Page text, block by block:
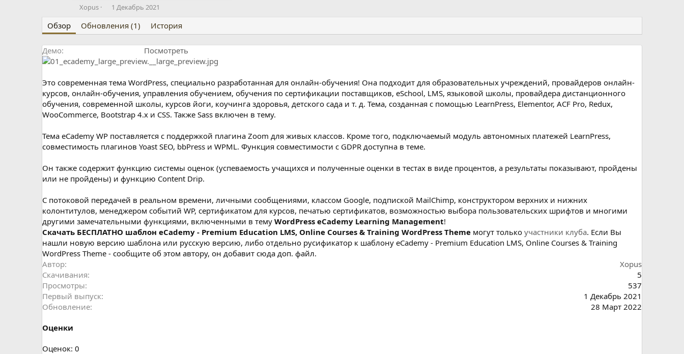
А
т
о
р
Xopus
Д
т
а
с
з
а
н
и
я
1 Декабрь 2021
Обзор Обновления (1) История
Демо Посмотреть
Это современная тема WordPress, специально разработанная для онлайн-обучения! Она подходит для образовательных учреждений, провайдеров онлайн-
курсов, онлайн-обучения, управления обучением, обучения по сертификации поставщиков, eSchool, LMS, языковой школы, провайдера дистанционного
обучения, современной школы, курсов йоги, коучинга здоровья, детского сада и т. д. Тема, созданная с помощью LearnPress, Elementor, ACF Pro, Redux,
WooCommerce, Bootstrap 4.x и CSS. Также Sass включен в тему.
Тема eCademy WP поставляется с поддержкой плагина Zoom для живых классов. Кроме того, подключаемый модуль автономных платежей LearnPress,
совместимость плагинов Yoast SEO, bbPress и WPML. Функция совместимости с GDPR доступна в теме.
Он также содержит функцию системы оценок (успеваемость учащихся и полученные оценки в тестах в виде процентов, а результаты показывают, пройдены
или не пройдены) и функцию Content Drip.
С потоковой передачей в реальном времени, личными сообщениями, классом Google, подпиской MailChimp, конструктором верхних и нижних
колонтитулов, менеджером событий WP, сертификатом для курсов, печатью сертификатов, возможностью выбора пользовательских шрифтов и многими
другими замечательными функциями, включенными в тему WordPress eCademy Learning Management!
Cкачать БЕСПЛАТНО шаблон eCademy - Premium Education LMS, Online Courses & Training WordPress Theme могут только участники клуба. Если Вы
нашли новую версию шаблона или русскую версию, либо отдельно русификатор к шаблону eCademy - Premium Education LMS, Online Courses & Training
WordPress Theme - сообщите об этом автору, он добавит сюда доп. файл.
Автор
Xopus
Скачивания
5
Просмотры
537
Первый выпуск
1 Декабрь 2021
Обновление
28 Март 2022
Оценки
0
Оценок: 0